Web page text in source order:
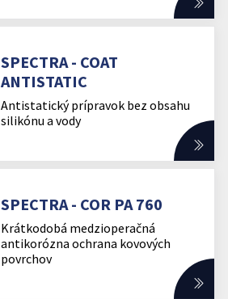
SPECTRA - COAT
ANTISTATIC
Antistatický prípravok bez obsahu
silikónu a vody
SPECTRA - COR PA 760
Krátkodobá medzioperačná
antikorózna ochrana kovových
povrchov